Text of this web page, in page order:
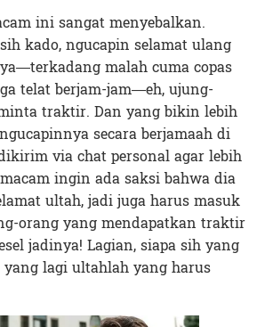
ini sangat menyebalkan.
kado, ngucapin selamat ulang
malah cuma copas
telat berjam-jam—eh, ujung-
traktir. Dan yang bikin lebih
secara berjamaah di
via chat personal agar lebih
ingin ada saksi bahwa dia
ultah, jadi juga harus masuk
orang yang mendapatkan traktir
jadinya! Lagian, siapa sih yang
lagi ultahlah yang harus